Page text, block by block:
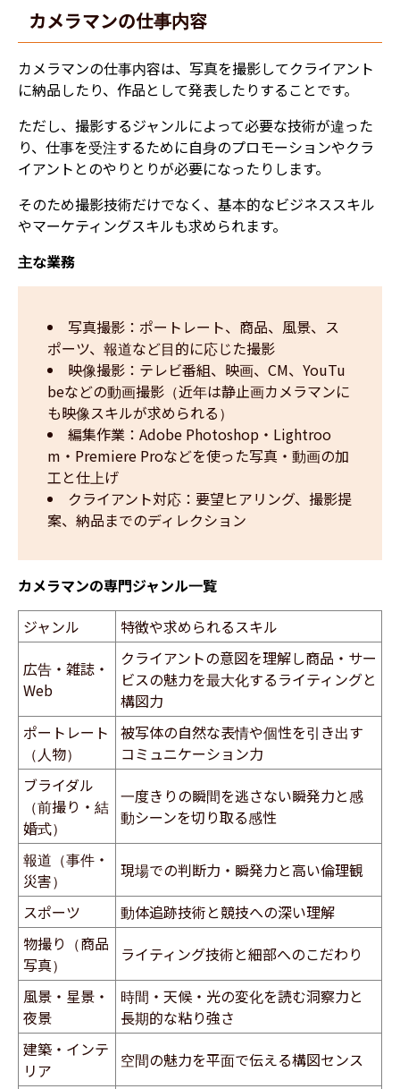
カメラマンの仕事内容
カメラマンの仕事内容は、写真を撮影してクライアント
に納品したり、作品として発表したりすることです。
ただし、撮影するジャンルによって必要な技術が違った
り、仕事を受注するために自身のプロモーションやクラ
イアントとのやりとりが必要になったりします。
そのため撮影技術だけでなく、基本的なビジネススキル
やマーケティングスキルも求められます。
主な業務
写真撮影：ポートレート、商品、風景、ス
ポーツ、報道など目的に応じた撮影
映像撮影：テレビ番組、映画、CM、YouTu
beなどの動画撮影（近年は静止画カメラマンに
も映像スキルが求められる）
編集作業：Adobe Photoshop・Lightroo
m・Premiere Proなどを使った写真・動画の加
工と仕上げ
クライアント対応：要望ヒアリング、撮影提
案、納品までのディレクション
カメラマンの専門ジャンル一覧
ジャンル
特徴や求められるスキル
広告・雑誌・
Web
クライアントの意図を理解し商品・サー
ビスの魅力を最大化するライティングと
構図力
ポートレート
（人物）
被写体の自然な表情や個性を引き出す
コミュニケーション力
ブライダル
（前撮り・結
婚式）
一度きりの瞬間を逃さない瞬発力と感
動シーンを切り取る感性
報道（事件・
災害）
現場での判断力・瞬発力と高い倫理観
スポーツ
動体追跡技術と競技への深い理解
物撮り（商品
写真）
ライティング技術と細部へのこだわり
風景・星景・
夜景
時間・天候・光の変化を読む洞察力と
長期的な粘り強さ
建築・インテ
リア
空間の魅力を平面で伝える構図センス